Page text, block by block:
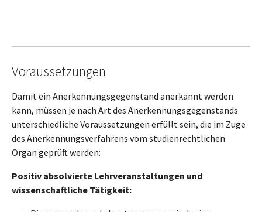
Voraussetzungen
Damit ein Anerkennungsgegenstand anerkannt werden
kann, müssen je nach Art des Anerkennungsgegenstands
unterschiedliche Voraussetzungen erfüllt sein, die im Zuge
des Anerkennungsverfahrens vom studienrechtlichen
Organ geprüft werden:
Positiv absolvierte Lehrveranstaltungen und
wissenschaftliche Tätigkeit: